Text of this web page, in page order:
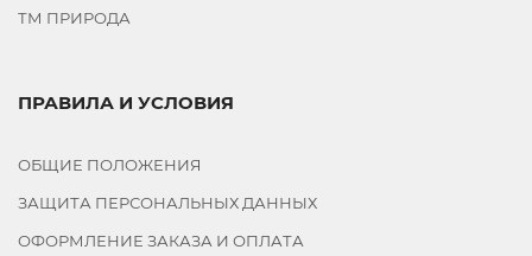
ТМ ПРИРОДА
ПРАВИЛА И УСЛОВИЯ
ОБЩИЕ ПОЛОЖЕНИЯ
ЗАЩИТА ПЕРСОНАЛЬНЫХ ДАННЫХ
ОФОРМЛЕНИЕ ЗАКАЗА И ОПЛАТА